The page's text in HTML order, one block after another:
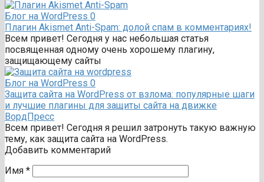
Блог на WordPress 0
Плагин Akismet Anti-Spam: долой спам в комментариях!
Всем привет! Сегодня у нас небольшая статья
посвященная одному очень хорошему плагину,
защищающему сайты
Блог на WordPress 0
Защита сайта на WordPress от взлома: популярные шаги
и лучшие плагины для защиты сайта на движке
ВордПресс
Всем привет! Сегодня я решил затронуть такую важную
тему, как защита сайта на WordPress.
Добавить комментарий
Имя *